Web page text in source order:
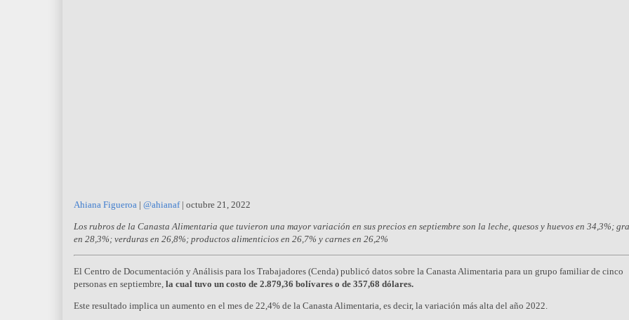
Ahiana Figueroa | @ahianaf | octubre 21, 2022
Los rubros de la Canasta Alimentaria que tuvieron una mayor variación en sus precios en septiembre son la leche, quesos y huevos en 34,3%;
en 28,3%; verduras en 26,8%; productos alimenticios en 26,7% y carnes en 26,2%
El Centro de Documentación y Análisis para los Trabajadores (Cenda) publicó datos sobre la Canasta Alimentaria para un grupo familiar de cinco
personas en septiembre, la cual tuvo un costo de 2.879,36 bolívares o de 357,68 dólares.
Este resultado implica un aumento en el mes de 22,4% de la Canasta Alimentaria, es decir, la variación más alta del año 2022.